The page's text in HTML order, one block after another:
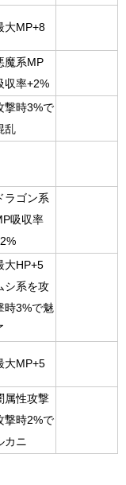
大MP+8
魔系MP
収率+2%
撃時3%で
乱
ラゴン系
吸収率
大HP+5
シ系を攻
時3%で魅
大MP+5
属性攻撃
撃時2%で
カニ